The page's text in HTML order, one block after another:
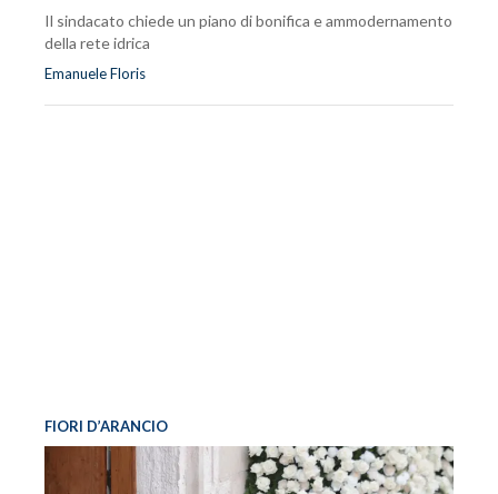
Il sindacato chiede un piano di bonifica e ammodernamento
della rete idrica
Emanuele Floris
FIORI D’ARANCIO